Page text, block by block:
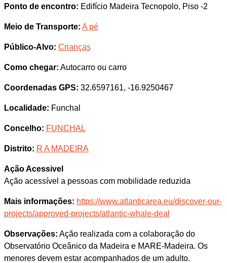
Ponto de encontro: Edifício Madeira Tecnopolo, Piso -2
Meio de Transporte: A pé
Público-Alvo: Crianças
Como chegar: Autocarro ou carro
Coordenadas GPS: 32.6597161, -16.9250467
Localidade: Funchal
Concelho: FUNCHAL
Distrito: R A MADEIRA
Ação Acessivel
Ação acessível a pessoas com mobilidade reduzida
Mais informações: https://www.atlanticarea.eu/discover-our-
projects/approved-projects/atlantic-whale-deal
Observações: Ação realizada com a colaboração do
Observatório Oceânico da Madeira e MARE-Madeira. Os
menores devem estar acompanhados de um adulto.